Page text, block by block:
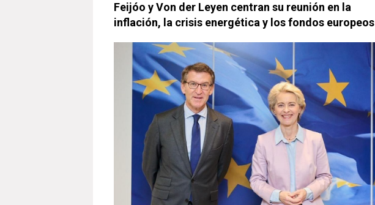
Feijóo y Von der Leyen centran su reunión en la
inflación, la crisis energética y los fondos europeos